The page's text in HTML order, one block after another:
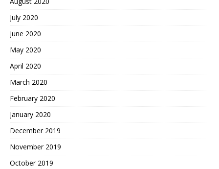
July 2020
June 2020
May 2020
April 2020
March 2020
February 2020
January 2020
December 2019
November 2019
October 2019